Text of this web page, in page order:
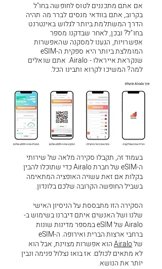
אם אתם מתכננים לטוס לחופשה בחו"ל
בקרוב, אתם בוודאי מנסים לברר מה תהיה
הדרך המשתלמת ביותר לגלוש באינטרנט
בחו"ל? ובכן, לאחר שבדקנו מספר
אפשרויות, הגענו למסקנה שהאפשרות
המומלצת ביותר היא ספקית ה-eSIM
שנקראת אייראלו - Airalo. אתם שואלים
למה? המשיכו לקרוא ותבינו הכל.
בעמוד זה, תקבלו סקירה מלאה של שירותי
ה-eSIM של חברת Airalo כדי שתוכלו להבין
בקלות אם זאת עשויה האופציה המתאימה
בשביל החופשה הקרובה שלכם בלונדון.
הסקירה הזו מתבססת על הניסיון האישי
שלנו ושל האנשים איתם דיברנו בשימוש ב-
Airalo של eSIM במספר מדינות שונות
ברחבי ארצות הברית ואירופה. ה-eSIM
שלAiraloהוא אפשרות מצוינת, אבל הוא
לא מתאים לכולם. אז בואו נצלול פנימה ונבין
יותר את הנושא.